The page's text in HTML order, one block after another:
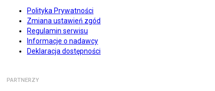
Polityka Prywatności
Zmiana ustawień zgód
Regulamin serwisu
Informacje o nadawcy
Deklaracja dostępności
PARTNERZY